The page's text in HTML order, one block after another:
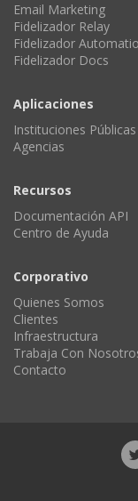
Email Marketing
Fidelizador Relay
Fidelizador
Fidelizador Docs
Aplicaciones
Instituciones Públicas
Agencias
Recursos
Documentación API
Centro de Ayuda
Corporativo
Quienes Somos
Clientes
Infraestructura
Trabaja Con
Contacto